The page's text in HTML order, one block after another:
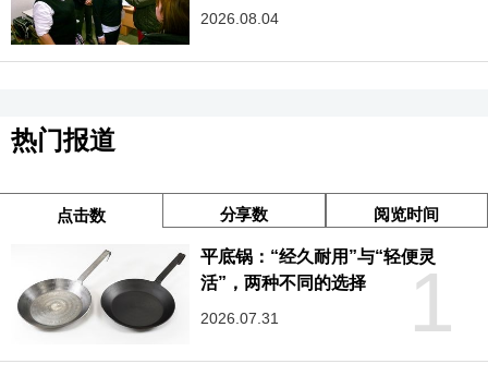
2026.08.04
热门报道
点击数 分享数 阅览时间
1
平底锅：“经久耐用”与“轻便灵
活”，两种不同的选择
2026.07.31